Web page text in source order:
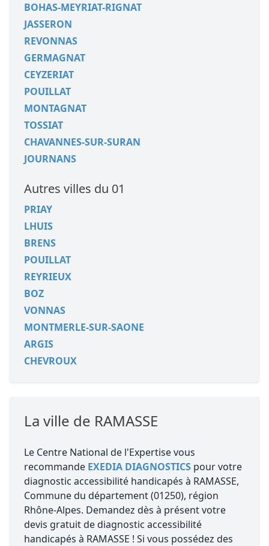
BOHAS-MEYRIAT-RIGNAT
JASSERON
REVONNAS
GERMAGNAT
CEYZERIAT
POUILLAT
MONTAGNAT
TOSSIAT
CHAVANNES-SUR-SURAN
JOURNANS
Autres villes du 01
PRIAY
LHUIS
BRENS
POUILLAT
REYRIEUX
BOZ
VONNAS
MONTMERLE-SUR-SAONE
ARGIS
CHEVROUX
La ville de RAMASSE
Le Centre National de l'Expertise vous
recommande EXEDIA DIAGNOSTICS pour votre
diagnostic accessibilité handicapés à RAMASSE,
Commune du département (01250), région
Rhône-Alpes. Demandez dès à présent votre
devis gratuit de diagnostic accessibilité
handicapés à RAMASSE ! Si vous possédez des